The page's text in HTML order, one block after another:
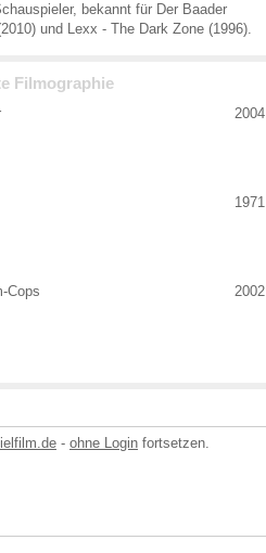
bekannt für Der Baader
und Lexx - The Dark Zone (1996).
Filmographie
2004
1971
Cops
2002
- ohne Login fortsetzen.